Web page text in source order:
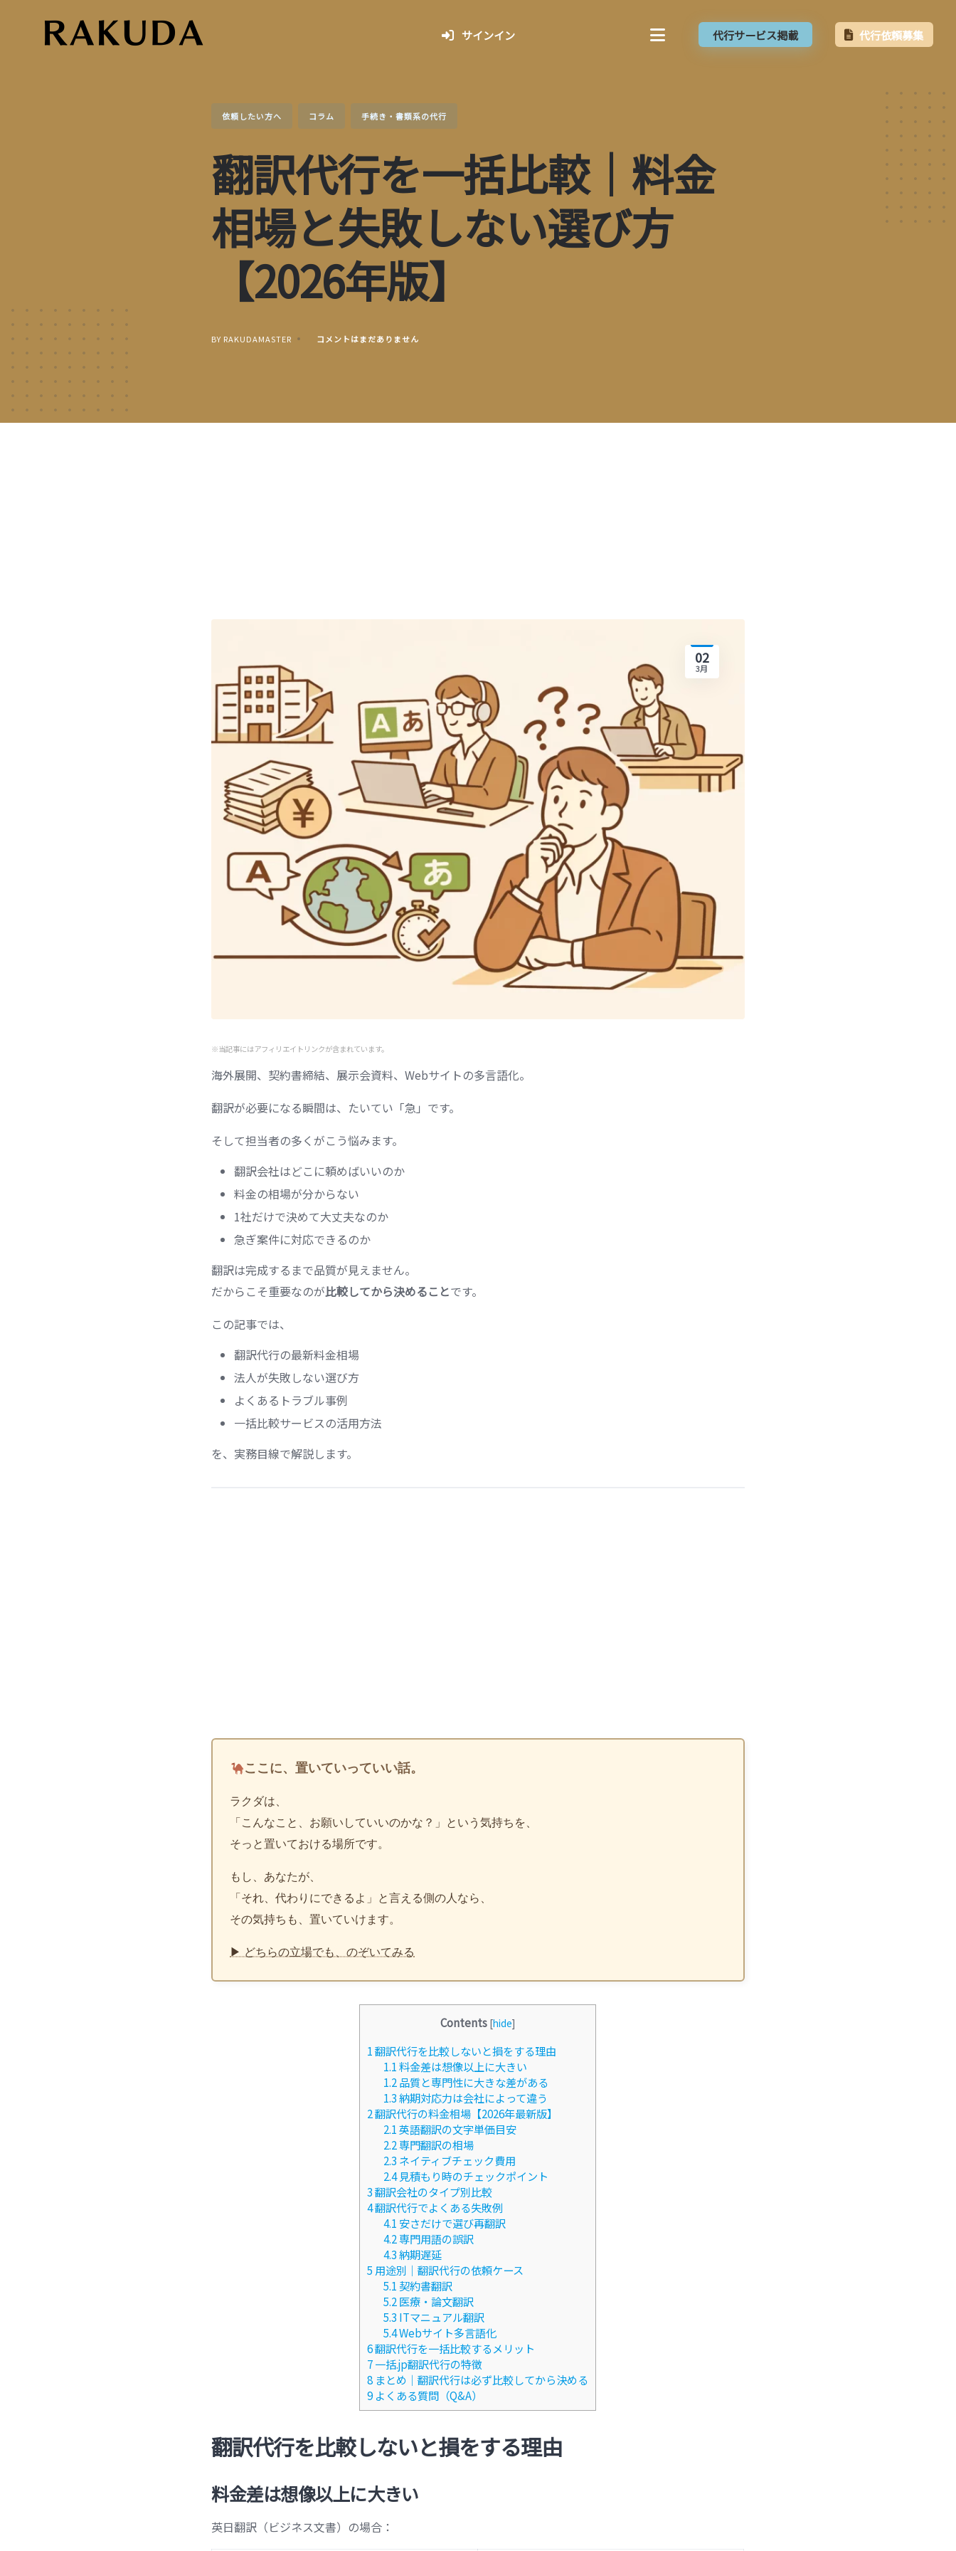
サインイン 代行サービス掲載 代行依頼募集
依頼したい方へ コラム 手続き・書類系の代行
翻訳代行を一括比較｜料金
相場と失敗しない選び方
【2026年版】
BY RAKUDAMASTER コメントはまだありません
02
3月
※当記事にはアフィリエイトリンクが含まれています。
海外展開、契約書締結、展示会資料、Webサイトの多言語化。
翻訳が必要になる瞬間は、たいてい「急」です。
そして担当者の多くがこう悩みます。
翻訳会社はどこに頼めばいいのか
料金の相場が分からない
1社だけで決めて大丈夫なのか
急ぎ案件に対応できるのか
翻訳は完成するまで品質が見えません。
だからこそ重要なのが比較してから決めることです。
この記事では、
翻訳代行の最新料金相場
法人が失敗しない選び方
よくあるトラブル事例
一括比較サービスの活用方法
を、実務目線で解説します。
ここに、置いていっていい話。
ラクダは、
「こんなこと、お願いしていいのかな？」という気持ちを、
そっと置いておける場所です。
もし、あなたが、
「それ、代わりにできるよ」と言える側の人なら、
その気持ちも、置いていけます。
▶ どちらの立場でも、のぞいてみる
Contents [hide]
1翻訳代行を比較しないと損をする理由
1.1料金差は想像以上に大きい
1.2品質と専門性に大きな差がある
1.3納期対応力は会社によって違う
2翻訳代行の料金相場【2026年最新版】
2.1英語翻訳の文字単価目安
2.2専門翻訳の相場
2.3 ネイティブチェック費用
2.4見積もり時のチェックポイント
3翻訳会社のタイプ別比較
4翻訳代行でよくある失敗例
4.1 安さだけで選び再翻訳
4.2専門用語の誤訳
4.3納期遅延
5 用途別｜翻訳代行の依頼ケース
5.1 契約書翻訳
5.2医療・論文翻訳
5.3 ITマニュアル翻訳
5.4Webサイト多言語化
6翻訳代行を一括比較するメリット
7一括.jp翻訳代行の特徴
8 まとめ｜翻訳代行は必ず比較してから決める
9よくある質問（Q&A）
翻訳代行を比較しないと損をする理由
料金差は想像以上に大きい
英日翻訳（ビジネス文書）の場合：